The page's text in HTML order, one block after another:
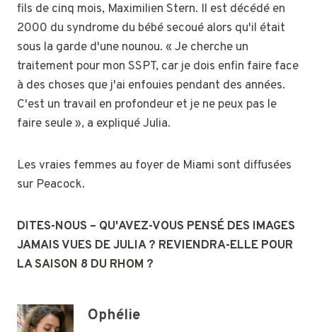
fils de cinq mois, Maximilien Stern. Il est décédé en
2000 du syndrome du bébé secoué alors qu'il était
sous la garde d'une nounou. « Je cherche un
traitement pour mon SSPT, car je dois enfin faire face
à des choses que j'ai enfouies pendant des années.
C'est un travail en profondeur et je ne peux pas le
faire seule », a expliqué Julia.
Les vraies femmes au foyer de Miami sont diffusées
sur Peacock.
DITES-NOUS – QU'AVEZ-VOUS PENSÉ DES IMAGES
JAMAIS VUES DE JULIA ? REVIENDRA-ELLE POUR
LA SAISON 8 DU RHOM ?
Ophélie